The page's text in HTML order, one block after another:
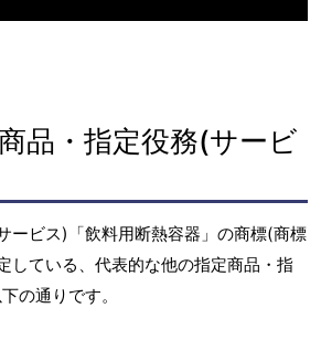
品・指定役務(サービ
ービス)「飲料用断熱容器」の商標(商標
している、代表的な他の指定商品・指
の通りです。